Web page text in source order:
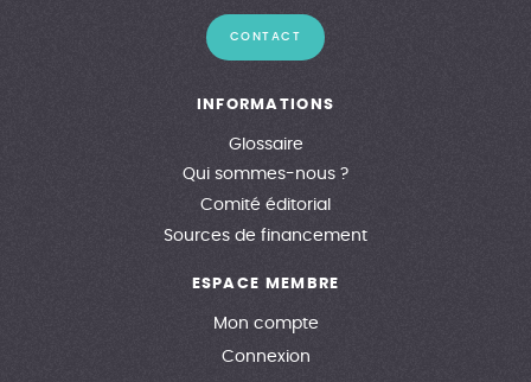
CONTACT
INFORMATIONS
Glossaire
Qui sommes-nous ?
Comité éditorial
Sources de financement
ESPACE MEMBRE
Mon compte
Connexion